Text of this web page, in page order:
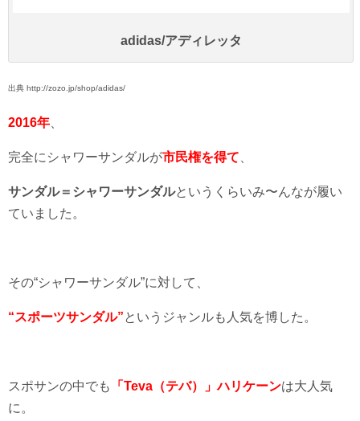
adidas/アディレッタ
出典 http://zozo.jp/shop/adidas/
2016年
完全にシャワーサンダルが市民権を得て
サンダル＝シャワーサンダルというくらいみ〜んなが履い
ていました。
その“シャワーサンダル”に対して、
“スポーツサンダル”というジャンルも人気を博した。
スポサンの中でも 「Teva（テバ）」ハリケーンは大人気
に。